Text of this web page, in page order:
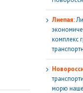
Лиепая:
комплекс
морю